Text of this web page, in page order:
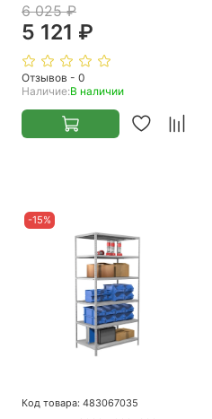
6 025 ₽
5 121 ₽
Отзывов - 0
Наличие:В наличии
-15%
Код товара: 483067035